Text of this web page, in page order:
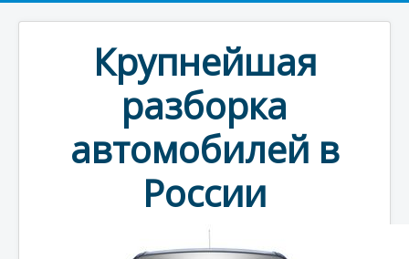
Крупнейшая
разборка
автомобилей в
России